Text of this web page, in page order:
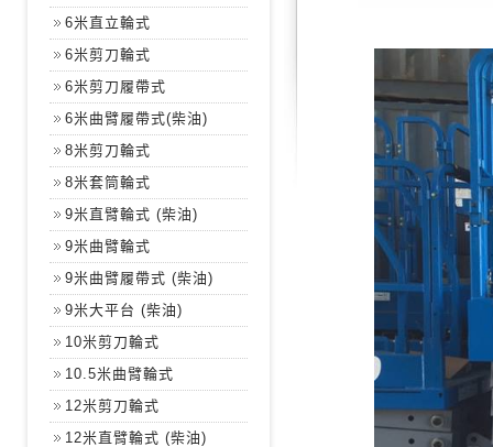
6米直立輪式
6米剪刀輪式
6米剪刀履帶式
6米曲臂履帶式(柴油)
8米剪刀輪式
8米套筒輪式
9米直臂輪式 (柴油)
9米曲臂輪式
9米曲臂履帶式 (柴油)
9米大平台 (柴油)
10米剪刀輪式
10.5米曲臂輪式
12米剪刀輪式
12米直臂輪式 (柴油)